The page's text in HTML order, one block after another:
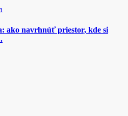
ako navrhnúť priestor, kde si